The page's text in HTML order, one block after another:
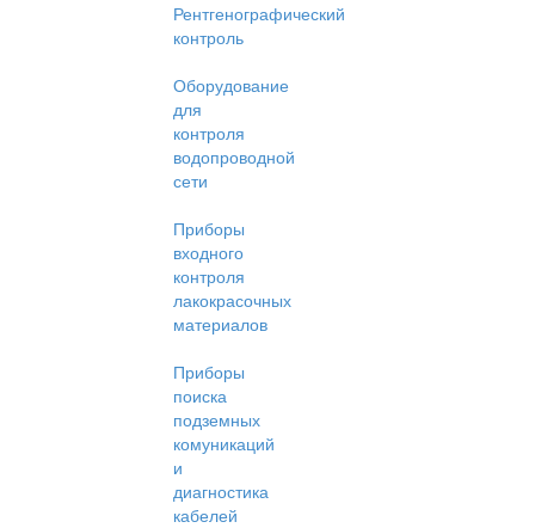
Рентгенографический
контроль
Оборудование
для
контроля
водопроводной
сети
Приборы
входного
контроля
лакокрасочных
материалов
Приборы
поиска
подземных
комуникаций
и
диагностика
кабелей